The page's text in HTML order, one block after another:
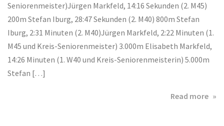
Seniorenmeister)Jürgen Markfeld, 14:16 Sekunden (2. M45)
200m Stefan Iburg, 28:47 Sekunden (2. M40) 800m Stefan
Iburg, 2:31 Minuten (2. M40)Jürgen Markfeld, 2:22 Minuten (1.
M45 und Kreis-Seniorenmeister) 3.000m Elisabeth Markfeld,
14:26 Minuten (1. W40 und Kreis-Seniorenmeisterin) 5.000m
Stefan […]
Read more